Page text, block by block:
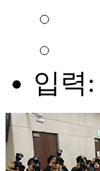
입력